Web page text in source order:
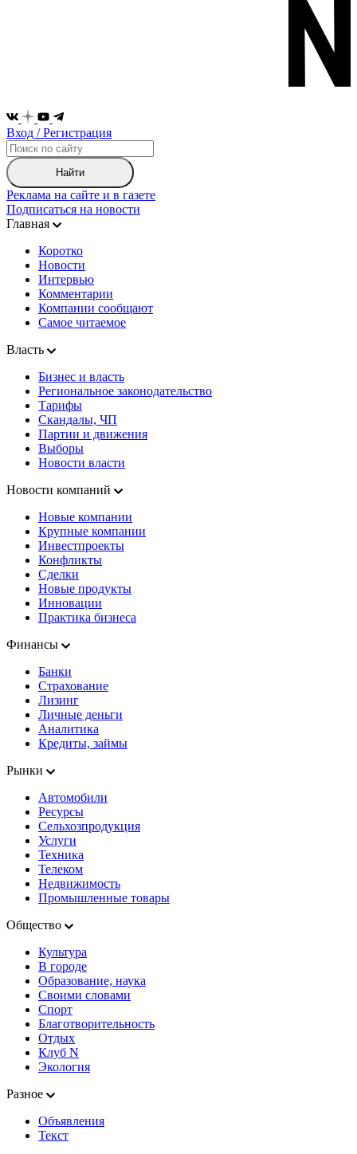
Вход / Регистрация
Найти
Реклама на сайте и в газете
Подписаться на новости
Главная
Коротко
Новости
Интервью
Комментарии
Компании сообщают
Самое читаемое
Власть
Бизнес и власть
Региональное законодательство
Тарифы
Скандалы, ЧП
Партии и движения
Выборы
Новости власти
Новости компаний
Новые компании
Крупные компании
Инвестпроекты
Конфликты
Сделки
Новые продукты
Инновации
Практика бизнеса
Финансы
Банки
Страхование
Лизинг
Личные деньги
Аналитика
Кредиты, займы
Рынки
Автомобили
Ресурсы
Сельхозпродукция
Услуги
Техника
Телеком
Недвижимость
Промышленные товары
Общество
Культура
В городе
Образование, наука
Своими словами
Спорт
Благотворительность
Отдых
Клуб N
Экология
Разное
Объявления
Текст